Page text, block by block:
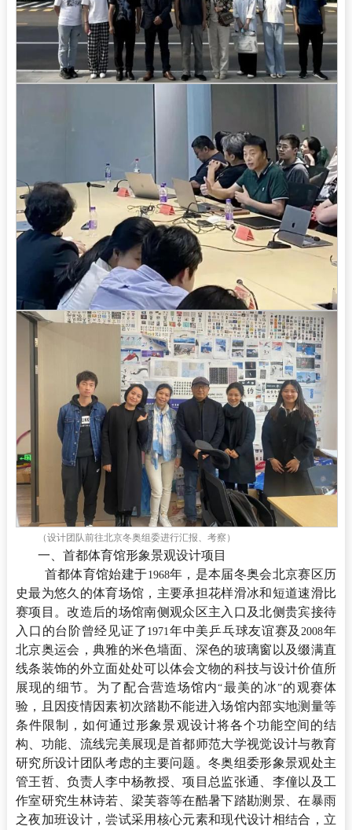
（设计团队前往北京冬奥组委进行汇报、考察）
一、首都体育馆形象景观设计项目
首都体育馆始建于1968年，是本届冬奥会北京赛区历
史最为悠久的体育场馆，主要承担花样滑冰和短道速滑比
赛项目。改造后的场馆南侧观众区主入口及北侧贵宾接待
入口的台阶曾经见证了 1971 年中美乒乓球友谊赛及 2008年
北京奥运会，典雅的米色墙面、深色的玻璃窗以及缀满直
线条装饰的外立面处处可以体会文物的科技与设计价值所
展现的细节。为了配合营造场馆内“最美的冰”的观赛体
验，且因疫情因素初次踏勘不能进入场馆内部实地测量等
条件限制，如何通过形象景观设计将各个功能空间的结
构、功能、流线完美展现是首都师范大学视觉设计与教育
研究所设计团队考虑的主要问题。冬奥组委形象景观处主
管王哲、负责人李中杨教授、项目总监张通、李僮以及工
作室研究生林诗若、梁芙蓉等在酷暑下踏勘测景、在暴雨
之夜加班设计，尝试采用核心元素和现代设计相结合，立